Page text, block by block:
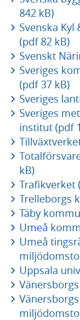
842 kB)
Svenska
(pdf 82 kB)
Svenskt
Sveriges
(pdf 37 kB)
Sveriges
Sveriges
institut (pdf
kB)
Trafikverket
Trelleborgs
Täby
Umeå
Umeå
Uppsala